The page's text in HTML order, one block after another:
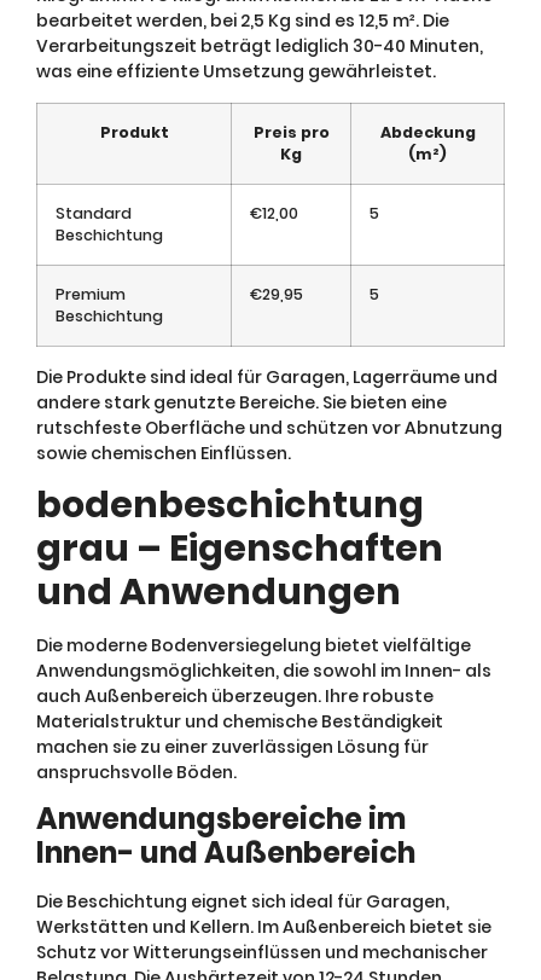
bearbeitet werden, bei 2,5 Kg sind es 12,5 m². Die
Verarbeitungszeit beträgt lediglich 30-40 Minuten,
was eine effiziente Umsetzung gewährleistet.
Produkt
Preis pro
Kg
Abdeckung
(m²)
Standard
Beschichtung
€12,00 5
Premium
Beschichtung
€29,95 5
Die Produkte sind ideal für Garagen, Lagerräume und
andere stark genutzte Bereiche. Sie bieten eine
rutschfeste Oberfläche und schützen vor Abnutzung
sowie chemischen Einflüssen.
bodenbeschichtung
grau – Eigenschaften
und Anwendungen
Die moderne Bodenversiegelung bietet vielfältige
Anwendungsmöglichkeiten, die sowohl im Innen- als
auch Außenbereich überzeugen. Ihre robuste
Materialstruktur und chemische Beständigkeit
machen sie zu einer zuverlässigen Lösung für
anspruchsvolle Böden.
Anwendungsbereiche im
Innen- und Außenbereich
Die Beschichtung eignet sich ideal für Garagen,
Werkstätten und Kellern. Im Außenbereich bietet sie
Schutz vor Witterungseinflüssen und mechanischer